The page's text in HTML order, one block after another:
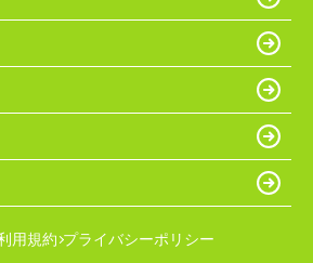
用規約 プライバシーポリシー